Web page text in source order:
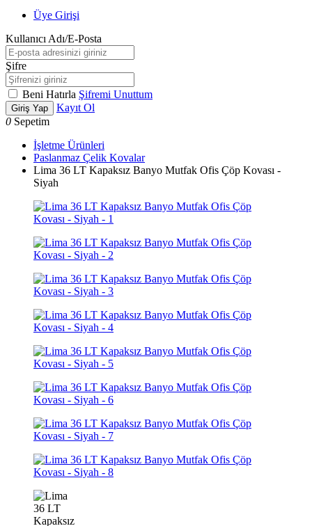
Üye Girişi
Kullanıcı Adı/E-Posta
Şifre
Beni Hatırla Şifremi Unuttum
Giriş Yap
Kayıt Ol
0 Sepetim
İşletme Ürünleri
Paslanmaz Çelik Kovalar
Lima 36 LT Kapaksız Banyo Mutfak Ofis Çöp Kovası -
Siyah